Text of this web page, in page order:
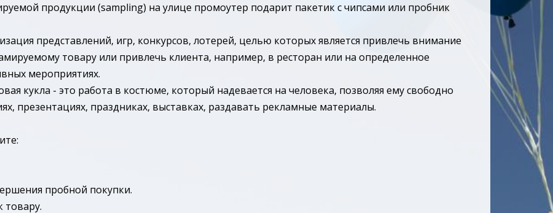
продукции (sampling) на улице промоутер подарит пакетик с чипсами или пробник
представлений, игр, конкурсов, лотерей, целью которых является привлечь внимание
товару или привлечь клиента, например, в ресторан или на определенное
мероприятиях.
кукла - это работа в костюме, который надевается на человека, позволяя ему свободно
презентациях, праздниках, выставках, раздавать рекламные материалы.
пробной покупки.
товару.